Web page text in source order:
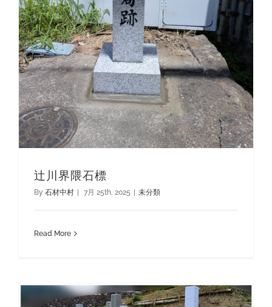
辻川界隈石標
By 石材中村 | 7月 25th, 2025 | 未分類
Read More